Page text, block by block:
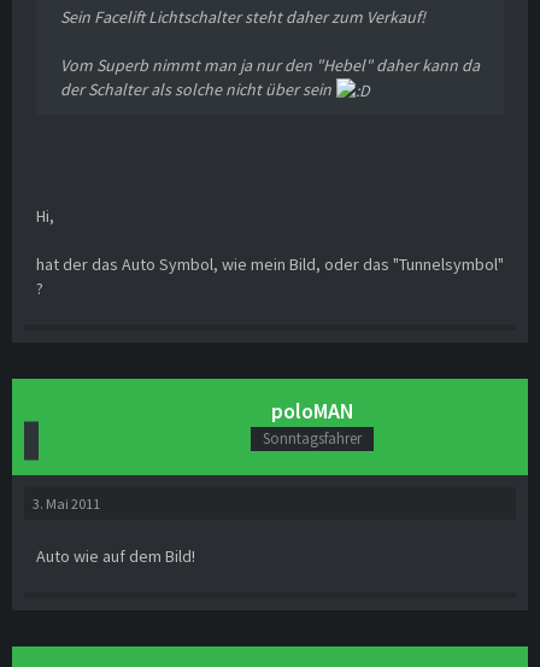
Sein Facelift Lichtschalter steht daher zum Verkauf!
Vom Superb nimmt man ja nur den "Hebel" daher kann da
der Schalter als solche nicht über sein
Hi,
hat der das Auto Symbol, wie mein Bild, oder das "Tunnelsymbol"
?
poloMAN
Sonntagsfahrer
3. Mai 2011
Auto wie auf dem Bild!